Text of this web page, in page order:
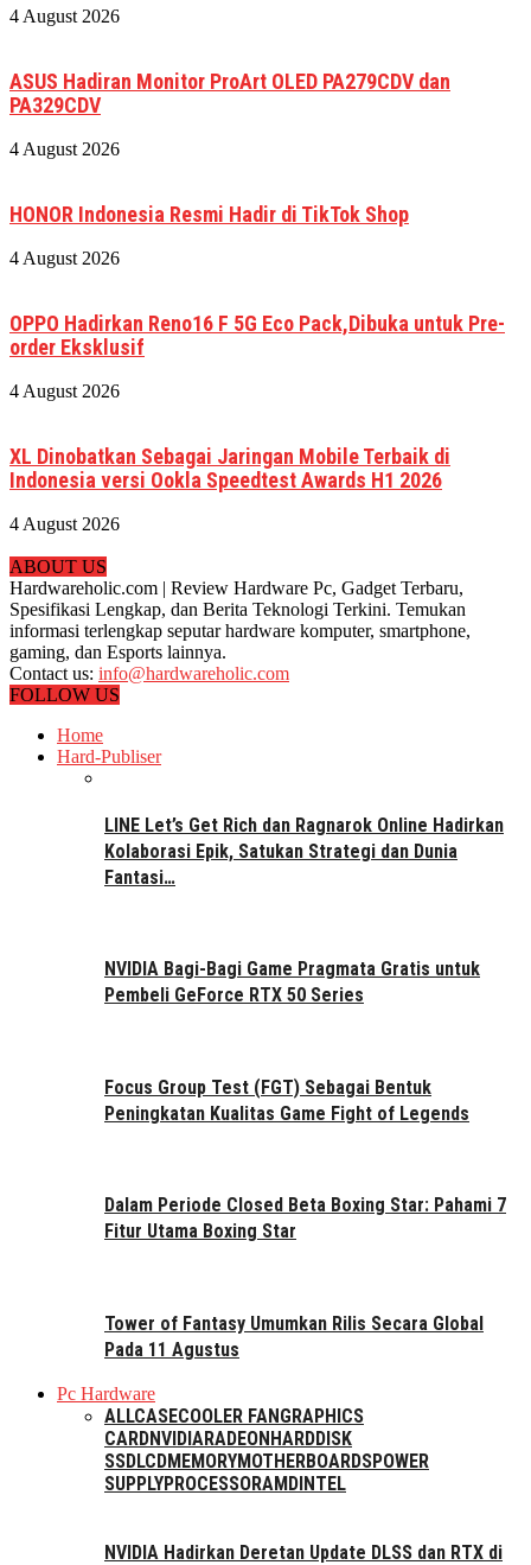
4 August 2026
ASUS Hadiran Monitor ProArt OLED PA279CDV dan
PA329CDV
4 August 2026
HONOR Indonesia Resmi Hadir di TikTok Shop
4 August 2026
OPPO Hadirkan Reno16 F 5G Eco Pack,Dibuka untuk Pre-
order Eksklusif
4 August 2026
XL Dinobatkan Sebagai Jaringan Mobile Terbaik di
Indonesia versi Ookla Speedtest Awards H1 2026
4 August 2026
ABOUT US
Hardwareholic.com | Review Hardware Pc, Gadget Terbaru,
Spesifikasi Lengkap, dan Berita Teknologi Terkini. Temukan
informasi terlengkap seputar hardware komputer, smartphone,
gaming, dan Esports lainnya.
Contact us: info@hardwareholic.com
FOLLOW US
Home
Hard-Publiser
LINE Let’s Get Rich dan Ragnarok Online Hadirkan
Kolaborasi Epik, Satukan Strategi dan Dunia
Fantasi…
NVIDIA Bagi-Bagi Game Pragmata Gratis untuk
Pembeli GeForce RTX 50 Series
Focus Group Test (FGT) Sebagai Bentuk
Peningkatan Kualitas Game Fight of Legends
Dalam Periode Closed Beta Boxing Star: Pahami 7
Fitur Utama Boxing Star
Tower of Fantasy Umumkan Rilis Secara Global
Pada 11 Agustus
Pc Hardware
ALLCASECOOLER FAN GRAPHICS
CARDNVIDIARADEON HARDDISK
SSDLCDMEMORYMOTHERBOARDSPOWER
SUPPLYPROCESSORAMD INTEL
NVIDIA Hadirkan Deretan Update DLSS dan RTX di